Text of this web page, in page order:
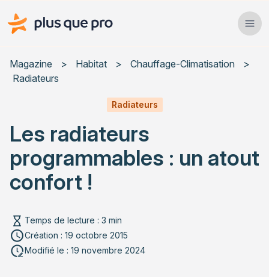
Plus que pro Mag'
Habitat
Rechercher un article
Magazine > Habitat > Chauffage-Climatisation
>
Radiateurs
Radiateurs
Les radiateurs
programmables : un atout
confort !
Temps de lecture : 3 min
Création : 19 octobre 2015
Modifié le : 19 novembre 2024